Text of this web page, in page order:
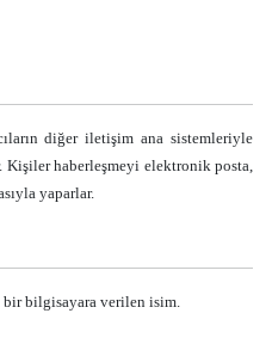
diğer iletişim ana sistemleriyle
Kişiler haberleşmeyi elektronik posta,
yaparlar.
bir bilgisayara verilen isim.